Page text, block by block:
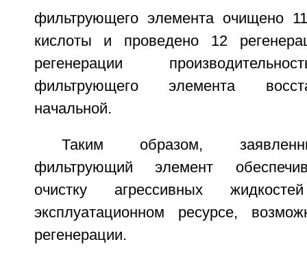
фильтрующего элемента очищено
кислоты и проведено 12
регенерации
фильтрующего элемента
начальной.
Таким образом,
фильтрующий элемент
очистку агрессивных
эксплуатационном ресурсе,
регенерации.